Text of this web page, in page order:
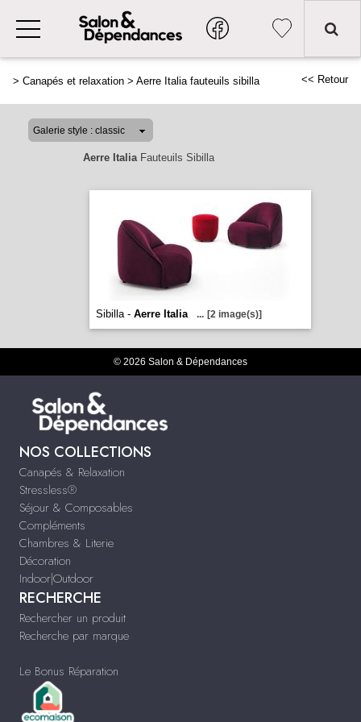
> Canapés et relaxation > Aerre Italia fauteuils sibilla << Retour
Aerre ItaliaFauteuils Sibilla
Sibilla - Aerre Italia ... [2 image(s)]
© 2026 Salon & Dépendances
NOS COLLECTIONS
Canapés & Relaxation
Stressless®
Séjour & Composables
Compléments
Chambres & Literie
Décoration
Indoor|Outdoor
RECHERCHE
Rechercher un produit
Recherche par marque
Le Bonus Réparation